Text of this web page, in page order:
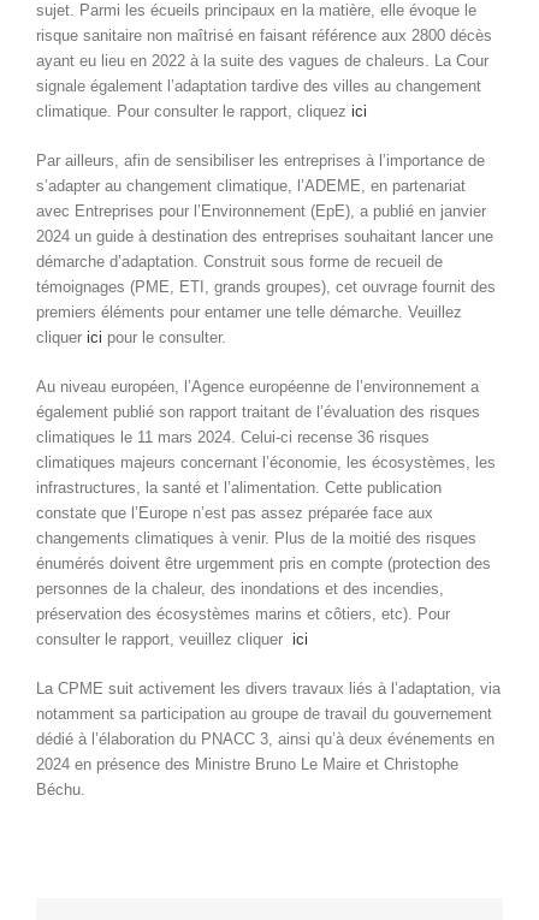
sujet. Parmi les écueils principaux en la matière, elle évoque le
risque sanitaire non maîtrisé en faisant référence aux 2800 décès
ayant eu lieu en 2022 à la suite des vagues de chaleurs. La Cour
signale également l’adaptation tardive des villes au changement
climatique. Pour consulter le rapport, cliquez ici
Par ailleurs, afin de sensibiliser les entreprises à l’importance de
s’adapter au changement climatique, l’ADEME, en partenariat
avec Entreprises pour l’Environnement (EpE), a publié en janvier
2024 un guide à destination des entreprises souhaitant lancer une
démarche d’adaptation. Construit sous forme de recueil de
témoignages (PME, ETI, grands groupes), cet ouvrage fournit des
premiers éléments pour entamer une telle démarche. Veuillez
cliquer ici pour le consulter.
Au niveau européen, l’Agence européenne de l’environnement a
également publié son rapport traitant de l’évaluation des risques
climatiques le 11 mars 2024. Celui-ci recense 36 risques
climatiques majeurs concernant l’économie, les écosystèmes, les
infrastructures, la santé et l’alimentation. Cette publication
constate que l’Europe n’est pas assez préparée face aux
changements climatiques à venir. Plus de la moitié des risques
énumérés doivent être urgemment pris en compte (protection des
personnes de la chaleur, des inondations et des incendies,
préservation des écosystèmes marins et côtiers, etc). Pour
consulter le rapport, veuillez cliquer ici
La CPME suit activement les divers travaux liés à l’adaptation, via
notamment sa participation au groupe de travail du gouvernement
dédié à l’élaboration du PNACC 3, ainsi qu’à deux événements en
2024 en présence des Ministre Bruno Le Maire et Christophe
Béchu.